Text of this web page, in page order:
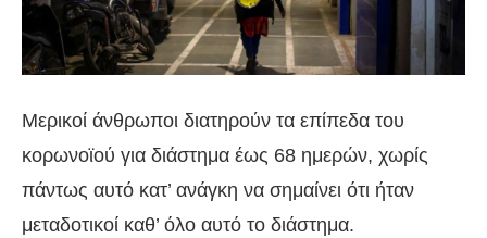
Μερικοί άνθρωποι διατηρούν τα επίπεδα του
κορωνοϊού για διάστημα έως 68 ημερών, χωρίς
πάντως αυτό κατ’ ανάγκη να σημαίνει ότι ήταν
μεταδοτικοί καθ’ όλο αυτό το διάστημα.